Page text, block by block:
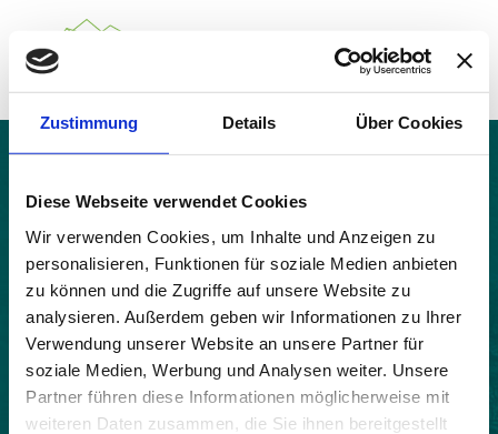
Zustimmung Details Über Cookies
Diese Webseite verwendet Cookies
Wir verwenden Cookies, um Inhalte und Anzeigen zu
personalisieren, Funktionen für soziale Medien anbieten
zu können und die Zugriffe auf unsere Website zu
analysieren. Außerdem geben wir Informationen zu Ihrer
Verwendung unserer Website an unsere Partner für
soziale Medien, Werbung und Analysen weiter. Unsere
Partner führen diese Informationen möglicherweise mit
weiteren Daten zusammen, die Sie ihnen bereitgestellt
Über das Gemeindenetzwerk
Themen
Alpine Kooperationen
Termine
DeutschItaliano Français SlovenščinaEnglish
Ponet-et-Saint-Auban